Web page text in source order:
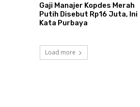
Gaji Manajer Kopdes Merah
Putih Disebut Rp16 Juta, Ini
Kata Purbaya
Load more